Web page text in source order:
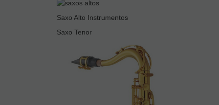
Saxo Alto Instrumentos
Saxo Tenor